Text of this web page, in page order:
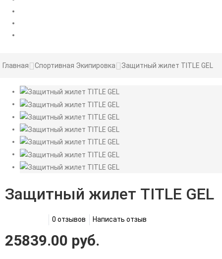
Главная Спортивная Экипировка Защитный жилет TITLE GEL
Защитный жилет TITLE GEL
0 отзывов Написать отзыв
25839.00 руб.